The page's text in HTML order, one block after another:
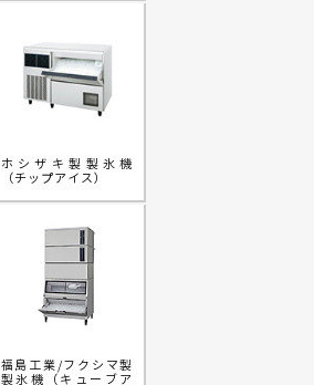
ホシザキ製製氷機
（チップアイス）
福島工業/フクシマ製
製氷機（キューブア